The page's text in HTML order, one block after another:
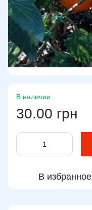
В наличии
30.00 грн
В избранное